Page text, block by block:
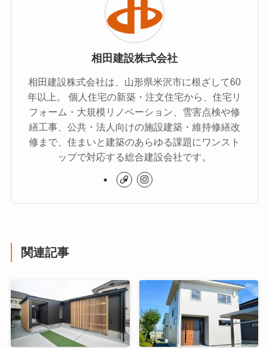
相田建設株式会社
相田建設株式会社は、山形県米沢市に根ざして60
年以上。 個人住宅の新築・注文住宅から、住宅リ
フォーム・大規模リノベーション、雪害点検や修
繕工事、公共・法人向けの施設建築・維持修繕改
修まで、住まいと建築のあらゆる課題にワンスト
ップで対応する総合建設会社です。
関連記事